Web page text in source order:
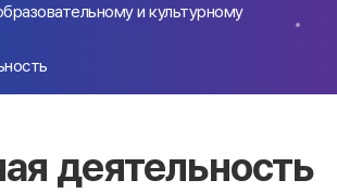
и культурному
деятельность